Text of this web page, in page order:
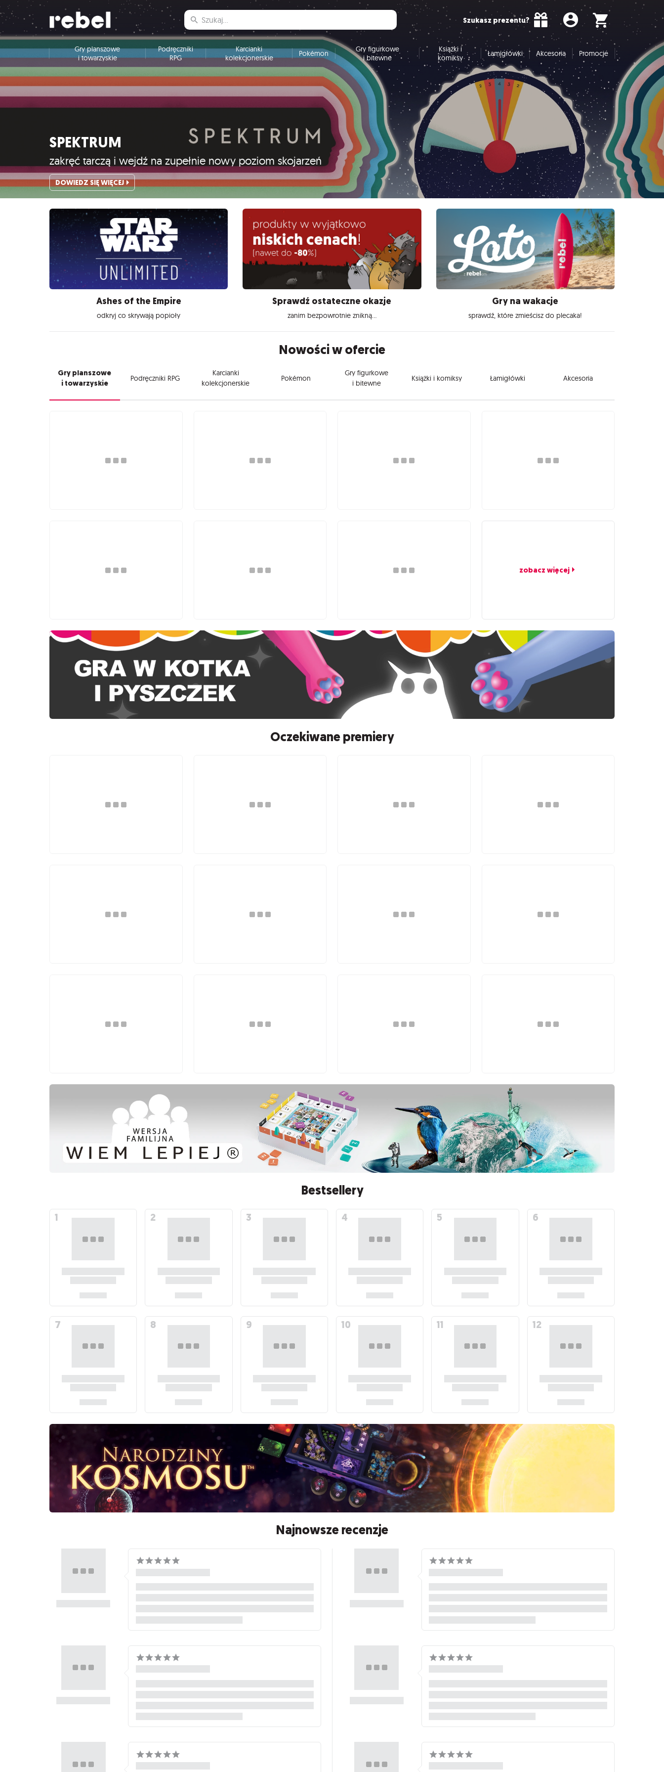
Szukasz prezentu?
Gry planszowe
i towarzyskie
Podręczniki
RPG
Karcianki
kolekcjonerskie
Pokémon
Gry figurkowe
i bitewne
Książki i
komiksy
Łamigłówki Akcesoria Promocje
SPEKTRUM
zakręć tarczą i wejdź na zupełnie nowy poziom skojarzeń
DOWIEDZ SIĘ WIĘCEJ
Ashes of the Empire
odkryj co skrywają popioły
Sprawdź ostateczne okazje
zanim bezpowrotnie znikną...
Gry na wakacje
sprawdź, które zmieścisz do plecaka!
Nowości w ofercie
Gry planszowe
i towarzyskie
Podręczniki RPG
Karcianki
kolekcjonerskie
Pokémon
Gry figurkowe
i bitewne
Książki i komiksy Łamigłówki Akcesoria
zobacz więcej
Oczekiwane premiery
Bestsellery
Najnowsze recenzje